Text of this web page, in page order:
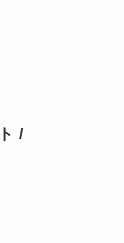
/